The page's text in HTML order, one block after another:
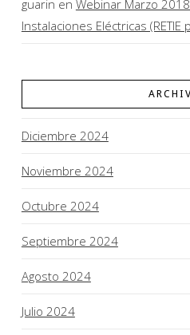
guarin en Webinar Marzo
Instalaciones Eléctricas (RETIE
Diciembre 2024
Noviembre 2024
Octubre 2024
Septiembre 2024
Agosto 2024
Julio 2024